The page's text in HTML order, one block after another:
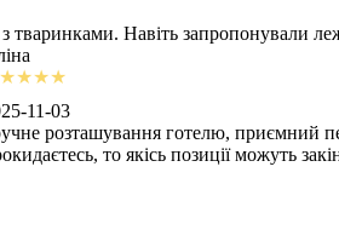
Навіть запропонували
11-03
розташування готелю, приємний
то якісь позиції можуть